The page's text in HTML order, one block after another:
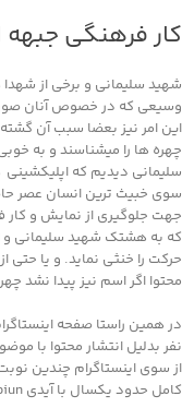
کار فرهنگی جبهه
شهید سلیمانی و برخی از
وسیعی که در خصوص آنان
این امر نیز بعضا سبب آن
چهره ها را میشناسند و به
سلیمانی دیدیم که اپلیکشینی
سوی خبیث ترین انسان عصر
جهت جلوگیری از نمایش و کار
که به هشتک شهید سلیمانی و
حرکت را خنثی نماید. و یا
محتوا اگر اسم نیز پیدا نشد
در همین راستا صفحه
نفر بدلیل انتشار محتوا با
از سوی اینستاگرام چندین
کامل حدود یکسال با آیدی Sahabiun مسدود گردید.